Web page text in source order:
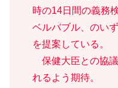
時の14日間の義務
ベルバブル、のい
を提案している。
保健大臣との協
れるよう期待。